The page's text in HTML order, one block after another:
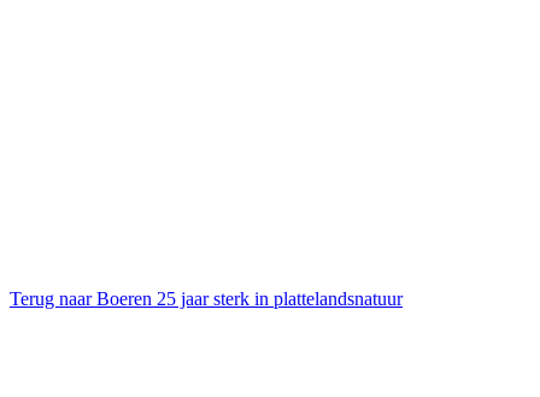
Terug naar Boeren 25 jaar sterk in plattelandsnatuur